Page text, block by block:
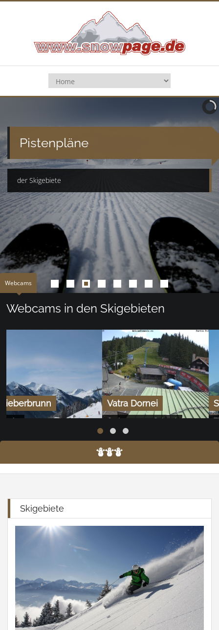
Pistenpläne
der Skigebiete
Webcams
Webcams in den Skigebieten
Vatra Dornei Schwaz - Kellerjoch
Schwaz - Kellerjoch
Skigebiete